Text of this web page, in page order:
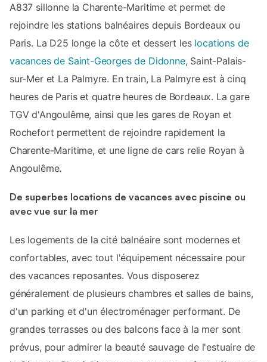
A837 sillonne la Charente-Maritime et permet de
rejoindre les stations balnéaires depuis Bordeaux ou
Paris. La D25 longe la côte et dessert les locations de
vacances de Saint-Georges de Didonne, Saint-Palais-
sur-Mer et La Palmyre. En train, La Palmyre est à cinq
heures de Paris et quatre heures de Bordeaux. La gare
TGV d'Angoulême, ainsi que les gares de Royan et
Rochefort permettent de rejoindre rapidement la
Charente-Maritime, et une ligne de cars relie Royan à
Angoulême.
De superbes locations de vacances avec piscine ou
avec vue sur la mer
Les logements de la cité balnéaire sont modernes et
confortables, avec tout l'équipement nécessaire pour
des vacances reposantes. Vous disposerez
généralement de plusieurs chambres et salles de bains,
d'un parking et d'un électroménager performant. De
grandes terrasses ou des balcons face à la mer sont
prévus, pour admirer la beauté sauvage de l'estuaire de